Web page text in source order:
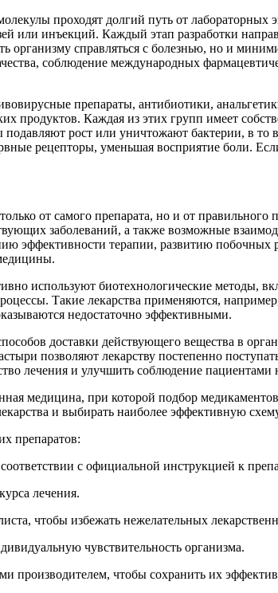
проходят долгий путь от
или инъекций. Каждый этап разработки
организму справляться с болезнью, но и
соблюдение международных
препараты, антибиотики,
продуктов. Каждая из этих групп имеет
рост или уничтожают бактерии, в
рецепторы, уменьшая восприятие боли.
от самого препарата, но и от
заболеваний, а также возможные
эффективности терапии, развитию
используют биотехнологические методы,
Такие лекарства применяются,
недостаточно эффективными.
доставки действующего вещества в
позволяют лекарству постепенно
лечения и улучшить соблюдение пациентами
медицина, при которой подбор
и выбирать наиболее эффективную
препаратов:
с официальной инструкцией к
лечения.
чтобы избежать нежелательных
чувствительность организма.
производителем, чтобы сохранить их